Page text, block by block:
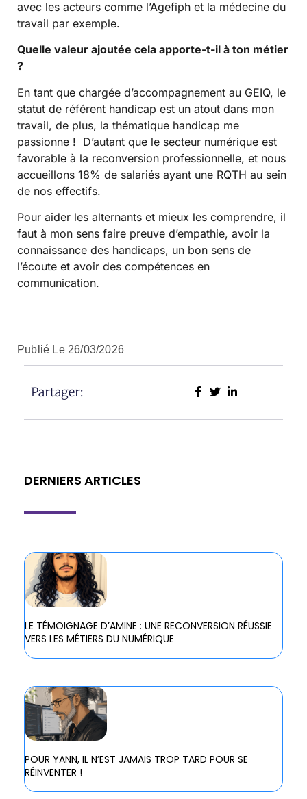
avec les acteurs comme l’Agefiph et la médecine du
travail par exemple.
Quelle valeur ajoutée cela apporte-t-il à ton métier
?
En tant que chargée d’accompagnement au GEIQ, le
statut de référent handicap est un atout dans mon
travail, de plus, la thématique handicap me
passionne ! D’autant que le secteur numérique est
favorable à la reconversion professionnelle, et nous
accueillons 18% de salariés ayant une RQTH au sein
de nos effectifs.
Pour aider les alternants et mieux les comprendre, il
faut à mon sens faire preuve d’empathie, avoir la
connaissance des handicaps, un bon sens de
l’écoute et avoir des compétences en
communication.
Publié Le 26/03/2026
Partager:
DERNIERS ARTICLES
LE TÉMOIGNAGE D’AMINE : UNE RECONVERSION RÉUSSIE
VERS LES MÉTIERS DU NUMÉRIQUE
POUR YANN, IL N’EST JAMAIS TROP TARD POUR SE
RÉINVENTER !